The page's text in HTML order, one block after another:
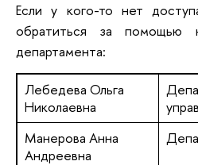
Если у кого-то нет
обратиться за помощью
департамента:
Лебедева Ольга
Николаевна
Манерова Анна
Андреевна